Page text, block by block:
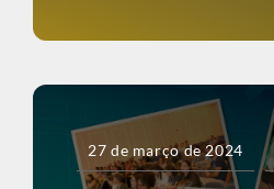
27 de março de 2024